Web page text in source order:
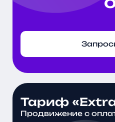
Тариф
Продвижение с